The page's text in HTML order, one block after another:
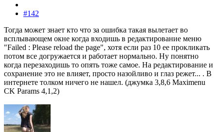
#142
Тогда может знает кто что за ошибка такая вылетает во
всплывающем окне когда входишь в редактирование меню
"Failed : Please reload the page", хотя если раз 10 ее прокликать
потом все догружается и работает нормально. Ну понятно
когда перезаходишь то опять тоже самое. На редактирование и
сохранение это не влияет, просто назойливо и глаз режет... . В
интернете толком ничего не нашел. (джумка 3,8,6 Maximenu
CK Params 4,1,2)